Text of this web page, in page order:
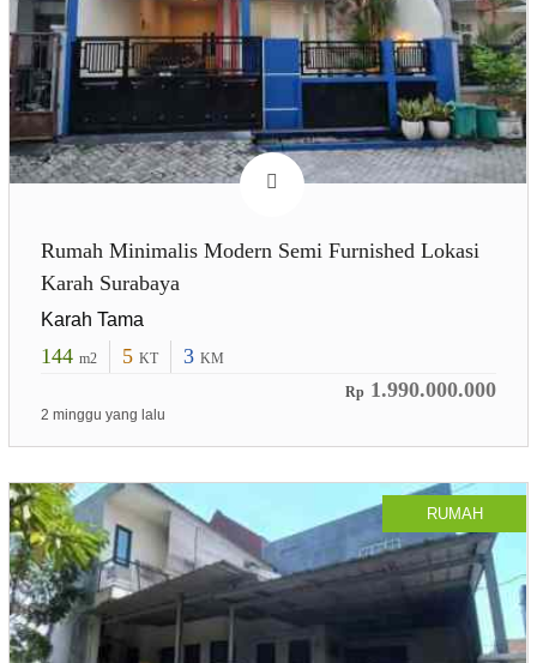
Rumah Minimalis Modern Semi Furnished Lokasi
Karah Surabaya
Karah Tama
144 m2 5 KT 3 KM
Rp 1.990.000.000
2 minggu yang lalu
RUMAH